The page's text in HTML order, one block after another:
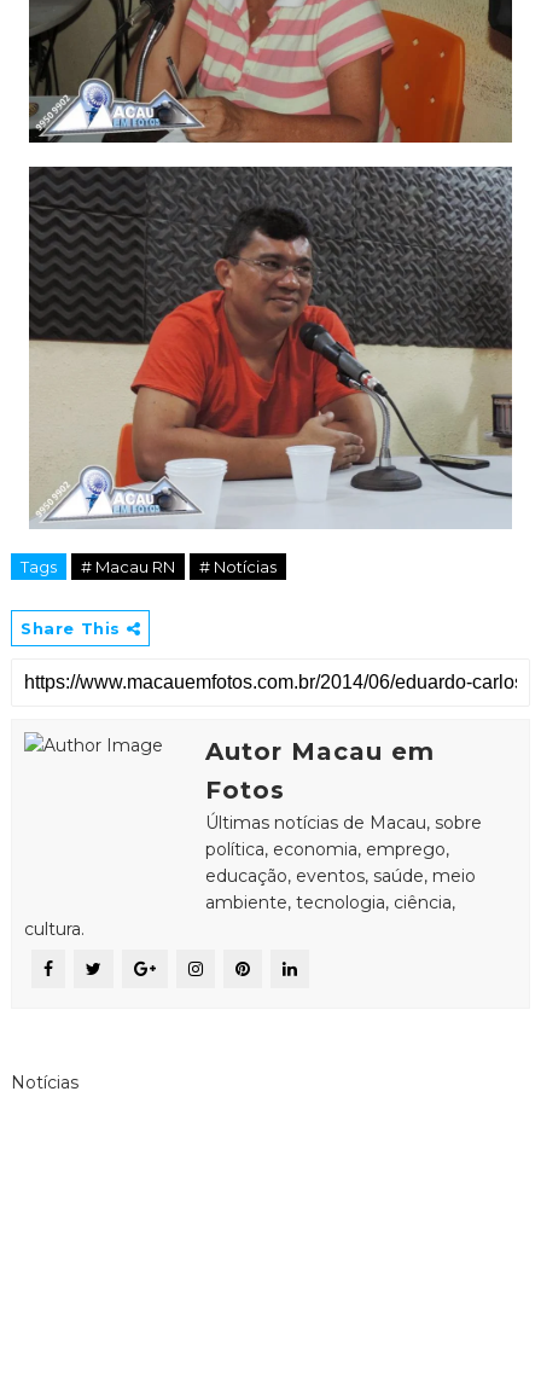
Tags # Macau RN # Notícias
Share This
Autor Macau em
Fotos
Últimas notícias de Macau, sobre
política, economia, emprego,
educação, eventos, saúde, meio
ambiente, tecnologia, ciência,
cultura.
Notícias